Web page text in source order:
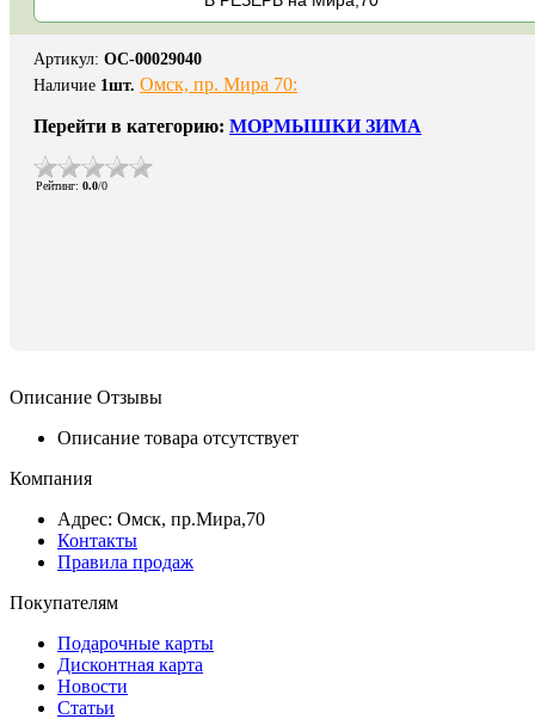
Артикул: ОС-00029040
Наличие 1 шт. Омск, пр. Мира 70:
Перейти в категорию: МОРМЫШКИ ЗИМА
Рейтинг: 0.0/0
Описание Отзывы
Описание товара отсутствует
Компания
Адрес: Омск, пр.Мира,70
Контакты
Правила продаж
Покупателям
Подарочные карты
Дисконтная карта
Новости
Статьи